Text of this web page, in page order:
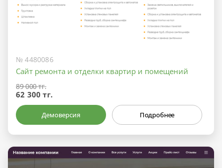
№ 4480086
Сайт ремонта и отделки квартир и помещений
89 000 тг.
62 300 тг.
Демоверсия Подробнее